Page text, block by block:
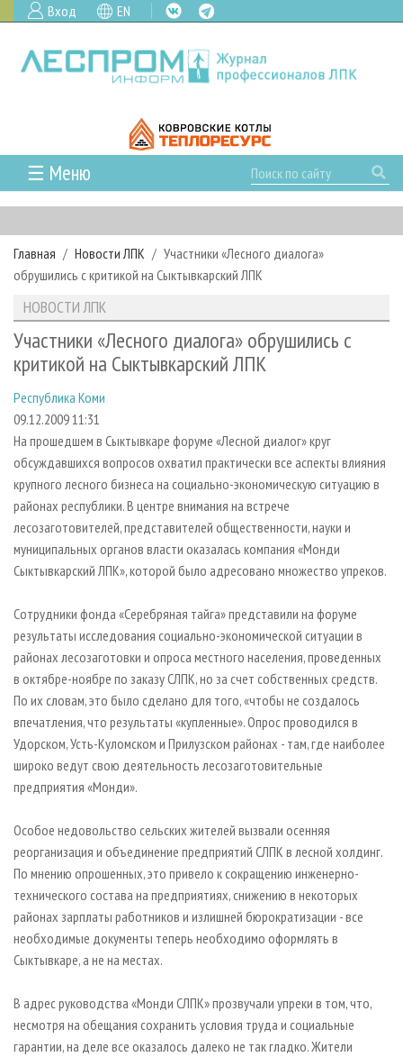
Вход EN
☰ Меню
ГЛАВНАЯ
РУБРИКИ И ТЕМЫ
РУБРИКИ ЖУРНАЛА
ЛЕСОЗАГОТОВКА
ЛЕСОПИЛЕНИЕ
СУШКА ДРЕВЕСИНЫ
ПРОИЗВОДСТВО ДРЕВЕСНЫХ ПЛИТ
ДЕРЕВЯННОЕ ДОМОСТРОЕНИЕ
ПРОИЗВОДСТВО МЕБЕЛИ
БИОЭНЕРГЕТИКА
ЦБП
НОВОСТИ
НОВОСТИ ЛПК
НОВОСТИ ЖУРНАЛА
ПРОЕКТЫ ЛПИ
АНАЛИТИКА
ПРЕДПРИЯТИЯ ЛПК
ПЕРСОНЫ
МОБИЛЬНЫЕ ВЫСТАВКИ
ОФИЦИАЛЬНЫЕ ДЕЛЕГАЦИИ
ПРИОРИТЕТНЫЕ ИНВЕСТПРОЕКТЫ
RUSSIAN FORESTRY REVIEW
ГАЗЕТА ЛЕСПРОМФОРУМ
АРХИВ ЖУРНАЛОВ
СТАТЬИ
О ЖУРНАЛЕ
ПОДПИСКА
КОНТАКТЫ
РЕКЛАМОДАТЕЛЯМ
РЕКЛАМА
РЕКЛАМА НА САЙТЕ
Главная Новости ЛПК
Участники «Лесного диалога»
обрушились с критикой на Сыктывкарский ЛПК
НОВОСТИ ЛПК
Участники «Лесного диалога» обрушились с
критикой на Сыктывкарский ЛПК
Республика Коми
09.12.2009 11:31
На прошедшем в Сыктывкаре форуме «Лесной диалог» круг
обсуждавшихся вопросов охватил практически все аспекты влияния
крупного лесного бизнеса на социально-экономическую ситуацию в
районах республики. В центре внимания на встрече
лесозаготовителей, представителей общественности, науки и
муниципальных органов власти оказалась компания «Монди
Сыктывкарский ЛПК», которой было адресовано множество упреков.
Сотрудники фонда «Серебряная тайга» представили на форуме
результаты исследования социально-экономической ситуации в
районах лесозаготовки и опроса местного населения, проведенных
в октябре-ноябре по заказу СЛПК, но за счет собственных средств.
По их словам, это было сделано для того, «чтобы не создалось
впечатления, что результаты «купленные». Опрос проводился в
Удорском, Усть-Куломском и Прилузском районах - там, где наиболее
широко ведут свою деятельность лесозаготовительные
предприятия «Монди».
Особое недовольство сельских жителей вызвали осенняя
реорганизация и объединение предприятий СЛПК в лесной холдинг.
По мнению опрошенных, это привело к сокращению инженерно-
технического состава на предприятиях, снижению в некоторых
районах зарплаты работников и излишней бюрократизации - все
необходимые документы теперь необходимо оформлять в
Сыктывкаре, а не на местах.
В адрес руководства «Монди СЛПК» прозвучали упреки в том, что,
несмотря на обещания сохранить условия труда и социальные
гарантии, на деле все оказалось далеко не так гладко. Жители